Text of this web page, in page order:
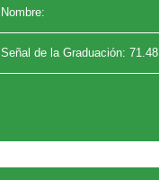
Nombre:
Señal de la Graduación: 71.48